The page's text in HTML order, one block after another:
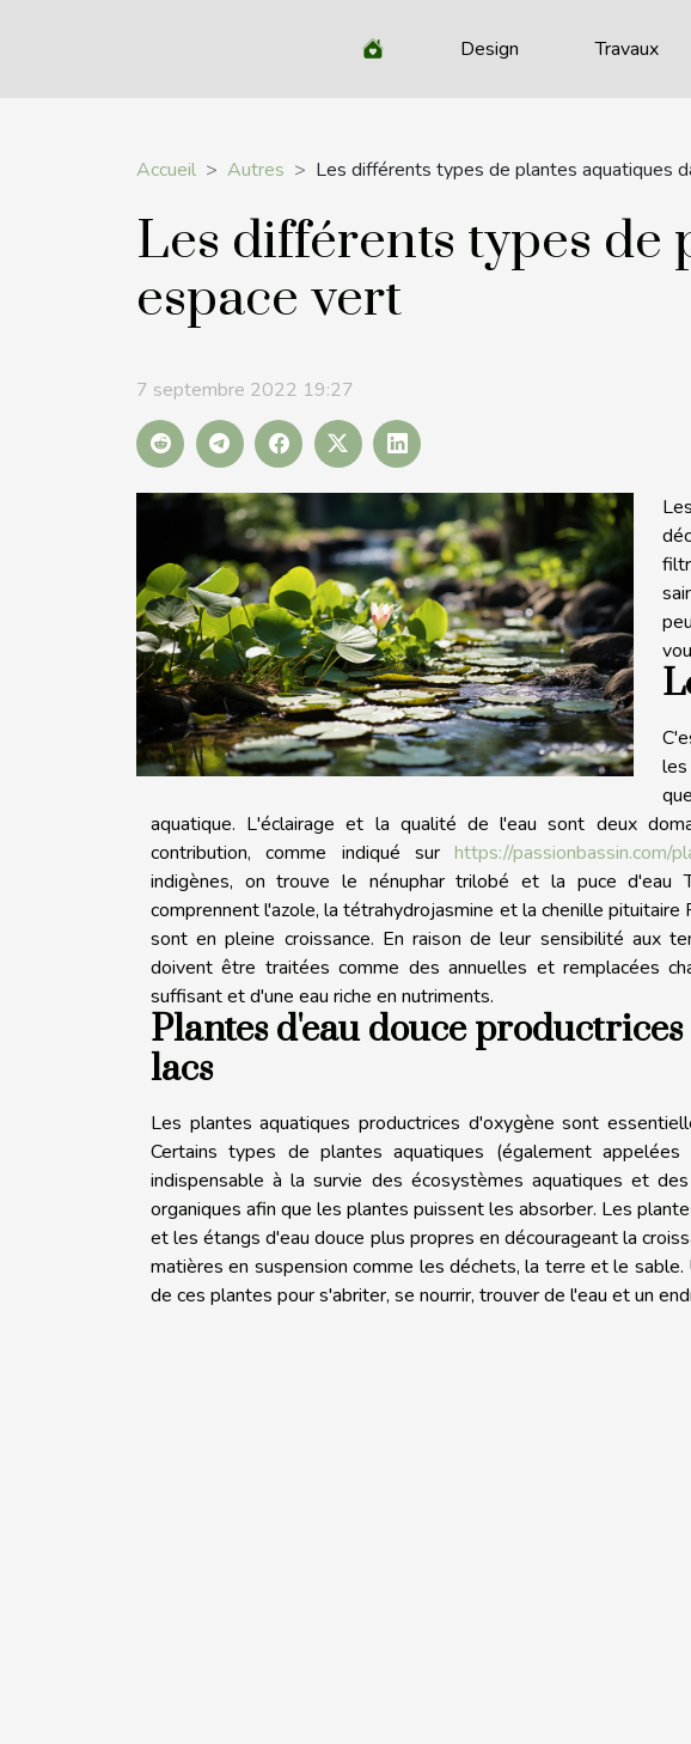
Design Travaux
Accueil Autres Les différents types de plantes aquatiques
Les différents types de
espace vert
7 septembre 2022 19:27
aquatique. L'éclairage et la qualité de l'eau sont deux
contribution, comme indiqué surhttps://passionbassin.com/
indigènes, on trouve le nénuphar trilobé et la puce d'eau
comprennent l'azole, la tétrahydrojasmine et la chenille
sont en pleine croissance. En raison de leur sensibilité aux
doivent être traitées comme des annuelles et remplacées
suffisant et d'une eau riche en nutriments.
Plantes d'eau douce
lacs
Les plantes aquatiques productrices d'oxygène sont
Certains types de plantes aquatiques (également
indispensable à la survie des écosystèmes aquatiques et
organiques afin que les plantes puissent les absorber. Les
et les étangs d'eau douce plus propres en décourageant la
matières en suspension comme les déchets, la terre et le
de ces plantes pour s'abriter, se nourrir, trouver de l'eau et un